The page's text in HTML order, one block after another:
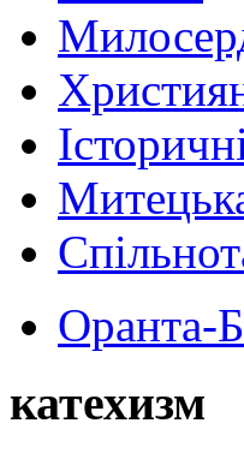
Оранта-
катехизм